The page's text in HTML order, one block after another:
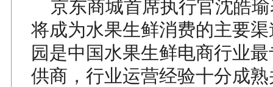
京东商城首席执行官沈皓瑜
将成为水果生鲜消费的主要
园是中国水果生鲜电商行业
供商，行业运营经验十分成